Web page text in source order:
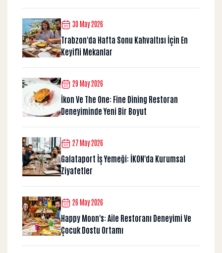
30 May 2026
Trabzon'da Hafta Sonu Kahvaltısı İçin En
Keyifli Mekanlar
29 May 2026
İkon Ve The One: Fine Dining Restoran
Deneyiminde Yeni Bir Boyut
27 May 2026
Galataport İş Yemeği: İKON'da Kurumsal
Ziyafetler
26 May 2026
Happy Moon's: Aile Restoranı Deneyimi Ve
Çocuk Dostu Ortamı